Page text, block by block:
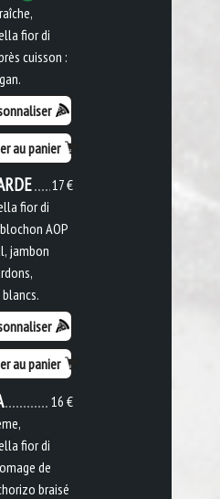
fior di
cuisson :
au panier
17 €
fior di
AOP
jambon
au panier
16 €
fior di
de
braisé